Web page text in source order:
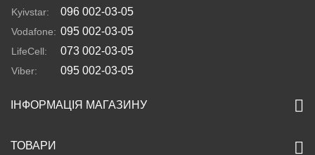
Kyivstar: 096 002-03-05
Vodafone: 095 002-03-05
LifeCell: 073 002-03-05
Viber: 095 002-03-05
ІНФОРМАЦІЯ МАГАЗИНУ
ТОВАРИ